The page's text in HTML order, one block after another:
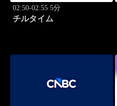
02:50-02:55 5分
チルタイム